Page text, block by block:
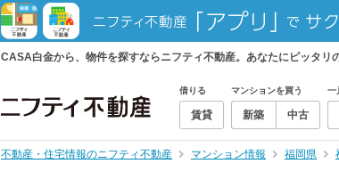
CASA白金から、物件を探すならニフティ不動産。あなたにピッタリ
借りる
賃貸
マンションを買う
新築 中古
一
不動産・住宅情報のニフティ不動産 マンション情報 福岡県